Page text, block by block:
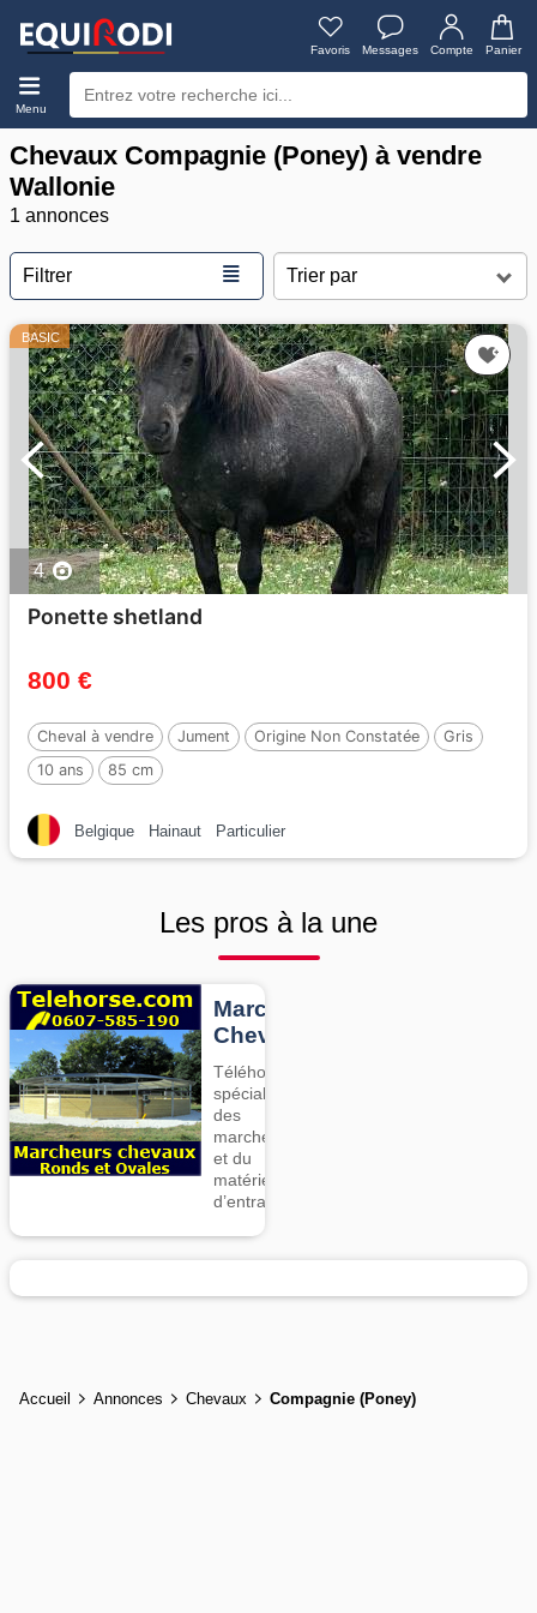
Favoris Messages Compte Panier
Menu
Chevaux Compagnie (Poney) à vendre
Wallonie
1 annonces
Filtrer ≣
BASIC
4
Ponette shetland
800 €
Cheval à vendre Jument Origine Non Constatée
Gris
10 ans
85 cm
Belgique Hainaut Particulier
Les pros à la une
Marcheurs
Chevaux
Téléhorse,
spécialiste
des
marcheurs
et du
matériel
d’entrainement
Accueil Annonces Chevaux Compagnie (Poney)